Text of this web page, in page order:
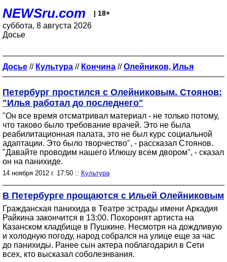
NEWSru.com | 18+
суббота, 8 августа 2026
Досье
Досье // Культура // Кончина //Олейников, Илья
Петербург простился с Олейниковым. Стоянов:
"Илья работал до последнего"
"Он все время отсматривал материал - не только потому,
что таково было требование врачей. Это не была
реабилитационная палата, это не был курс социальной
адаптации. Это было творчество", - рассказал Стоянов.
"Давайте проводим нашего Илюшу всем двором", - сказал
он на панихиде.
14 ноября 2012 г. 17:50 :: Культура
В Петербурге прощаются с Ильей Олейниковым
Гражданская панихида в Театре эстрады имени Аркадия
Райкина закончится в 13:00. Похоронят артиста на
Казанском кладбище в Пушкине. Несмотря на дождливую
и холодную погоду, народ собрался на улице еще за час
до панихиды. Ранее сын актера поблагодарил в Сети
всех, кто высказал соболезнвания.